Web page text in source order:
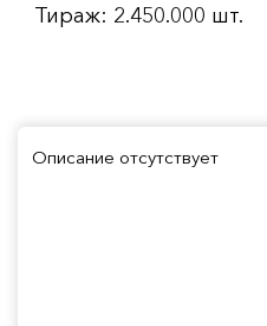
Тираж: 2.450.000 шт.
Описание отсутствует